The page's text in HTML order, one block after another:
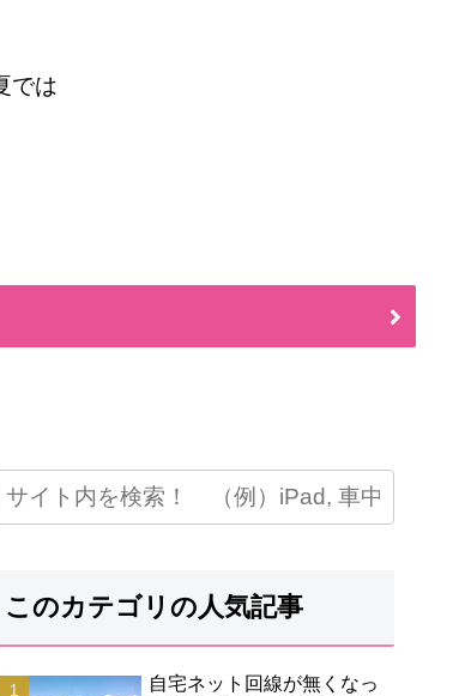
では
このカテゴリの人気記事
自宅ネット回線が無くなっ